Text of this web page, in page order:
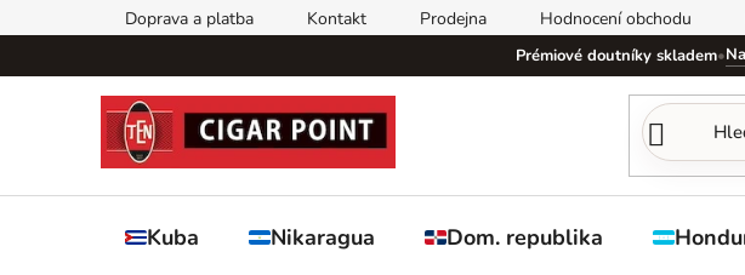
na
Doprava a platba Kontakt Prodejna Hodnocení obchodu
Prémiové doutníky skladem•
Kuba Nikaragua Dom. republika